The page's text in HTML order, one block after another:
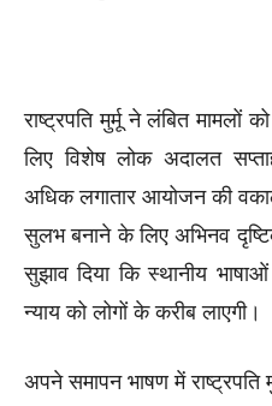
राष्ट्रपति मुर्मू ने लंबित मामलों
लिए विशेष लोक अदालत
अधिक लगातार आयोजन की
सुलभ बनाने के लिए अभिनव
सुझाव दिया कि स्थानीय भाषाओं
न्याय को लोगों के करीब लाएगी।
अपने समापन भाषण में राष्ट्रपति